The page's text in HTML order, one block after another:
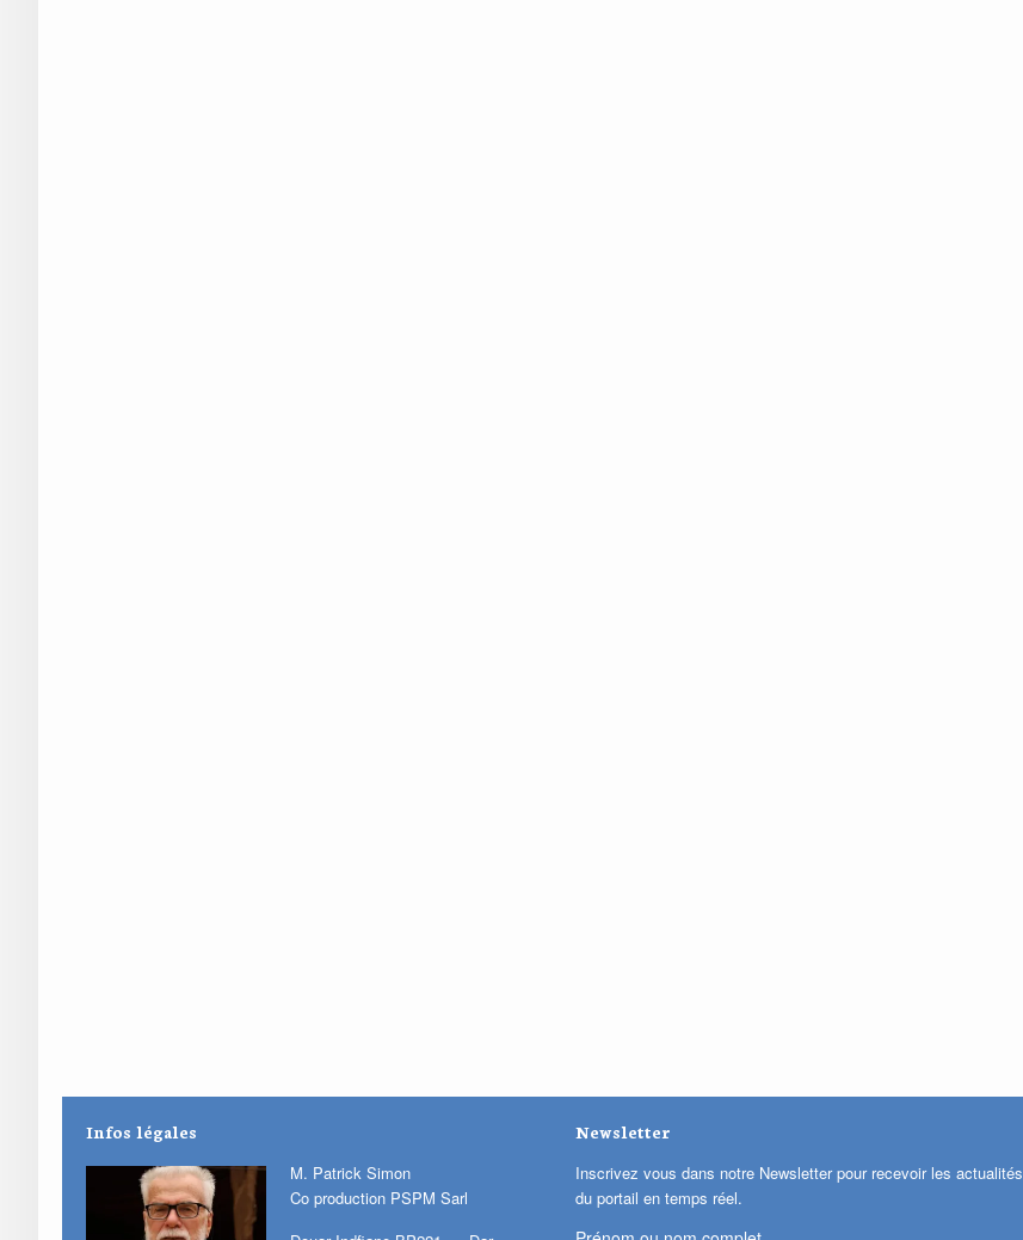
Infos légales
M. Patrick Simon
Co production PSPM Sarl
Newsletter
Inscrivez vous dans notre Newsletter pour recevoir les actualités
du portail en temps réel.